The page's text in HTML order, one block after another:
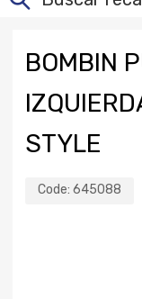
BOMBIN
STYLE
Code: 645088